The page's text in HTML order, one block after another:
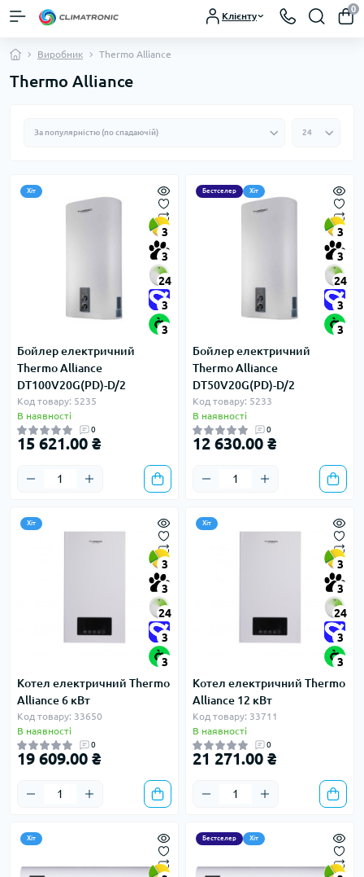
Клієнту
0
Виробник Thermo Alliance
Thermo Alliance
Хіт
3
3
24
3
3
Бойлер електричний
Thermo Alliance
DT100V20G(PD)-D/2
Код товару: 5235
В наявності
0
15 621.00 ₴
Бестселер Хіт
3
3
24
3
3
Бойлер електричний
Thermo Alliance
DT50V20G(PD)-D/2
Код товару: 5233
В наявності
0
12 630.00 ₴
Хіт
3
3
24
3
3
Котел електричний Thermo
Alliance 6 кВт
Код товару: 33650
В наявності
0
19 609.00 ₴
Хіт
3
3
24
3
3
Котел електричний Thermo
Alliance 12 кВт
Код товару: 33711
В наявності
0
21 271.00 ₴
Хіт Бестселер Хіт